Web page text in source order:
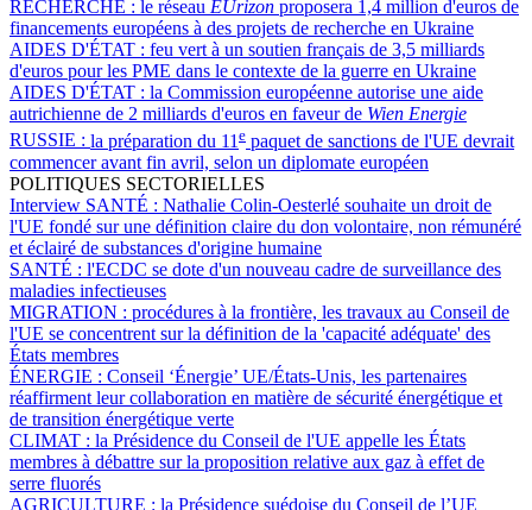
RECHERCHE : le réseau EUrizon proposera 1,4 million d'euros de
financements européens à des projets de recherche en Ukraine
AIDES D'ÉTAT : feu vert à un soutien français de 3,5 milliards
d'euros pour les PME dans le contexte de la guerre en Ukraine
AIDES D'ÉTAT : la Commission européenne autorise une aide
autrichienne de 2 milliards d'euros en faveur de Wien Energie
RUSSIE : la préparation du 11 e paquet de sanctions de l'UE devrait
commencer avant fin avril, selon un diplomate européen
POLITIQUES SECTORIELLES
Interview SANTÉ : Nathalie Colin-Oesterlé souhaite un droit de
l'UE fondé sur une définition claire du don volontaire, non rémunéré
et éclairé de substances d'origine humaine
SANTÉ : l'ECDC se dote d'un nouveau cadre de surveillance des
maladies infectieuses
MIGRATION : procédures à la frontière, les travaux au Conseil de
l'UE se concentrent sur la définition de la 'capacité adéquate' des
États membres
ÉNERGIE : Conseil ‘Énergie’ UE/États-Unis, les partenaires
réaffirment leur collaboration en matière de sécurité énergétique et
de transition énergétique verte
CLIMAT : la Présidence du Conseil de l'UE appelle les États
membres à débattre sur la proposition relative aux gaz à effet de
serre fluorés
AGRICULTURE : la Présidence suédoise du Conseil de l’UE